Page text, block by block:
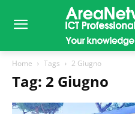
Home Tags 2 Giugno
Tag: 2 Giugno